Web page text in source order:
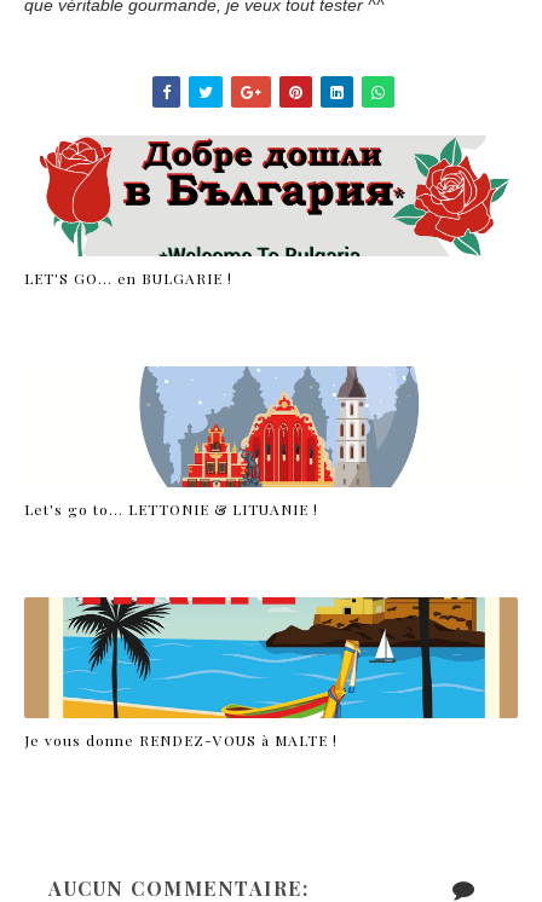
que véritable gourmande, je veux tout tester ^^
LET'S GO... en BULGARIE !
Let's go to... LETTONIE & LITUANIE !
Je vous donne RENDEZ-VOUS à MALTE !
AUCUN COMMENTAIRE: